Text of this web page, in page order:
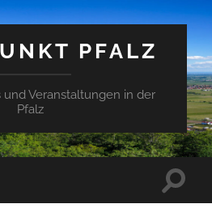
PFALZ
und Veranstaltungen in der
Pfalz